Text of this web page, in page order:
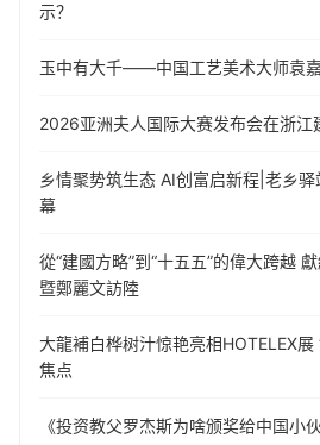
示？
玉中有大千——中国工艺美术大师袁
​2026亚洲夫人国际大赛发布会在浙江
乡情聚势筑生态 AI创富启新程|老乡
幕
從“建國方略”到“十五五”的偉大跨越
暨鄭麗文訪陸
大龍補白桦树汁惊艳亮相HOTELEX展
焦点
《投资教父罗杰斯为啥颁奖给中国小伙